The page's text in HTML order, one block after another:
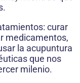
curar
medicamentos,
la acupuntura
que nos
milenio.